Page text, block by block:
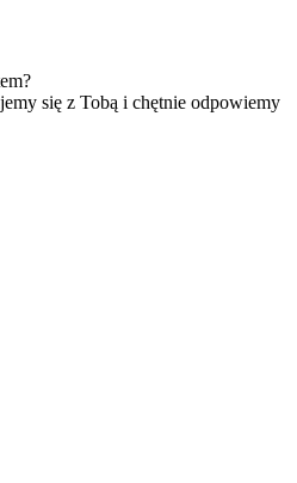
się z Tobą i chętnie odpowiemy